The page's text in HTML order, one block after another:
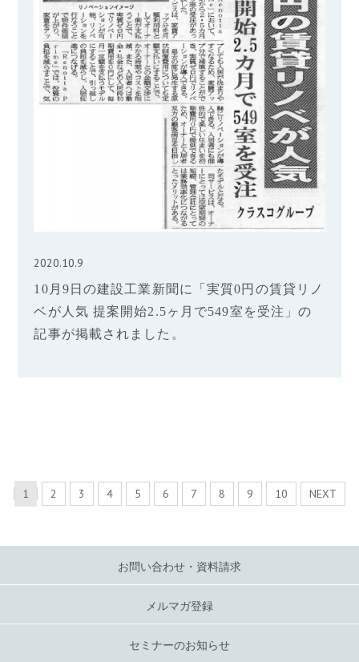
2020.10.9
10月9日の建設工業新聞に「実質0円の賃貸リノ
ベが人気 提案開始2.5ヶ月で549室を受注」の
記事が掲載されました。
1 2 3 4 5 6 7 8 9 10 NEXT
お問い合わせ・資料請求
メルマガ登録
セミナーのお知らせ